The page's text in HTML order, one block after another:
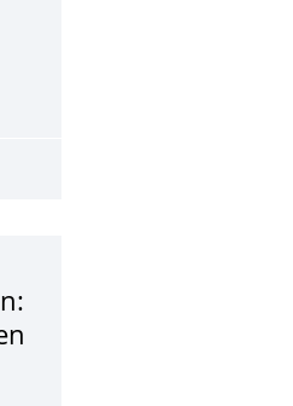
Turnhalle + Geschäft schließt